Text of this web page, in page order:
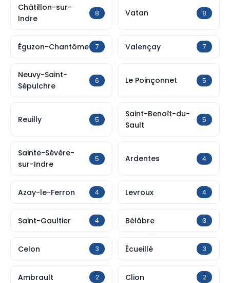
Châtillon-sur-
Indre
8 Vatan 8
Éguzon-Chantôme 7 Valençay 7
Neuvy-Saint-
Sépulchre
6 Le Poinçonnet 5
Reuilly 5
Saint-Benoît-du-
Sault
5
Sainte-Sévère-
sur-Indre
5 Ardentes 4
Azay-le-Ferron 4 Levroux 4
Saint-Gaultier 4 Bélâbre 3
Celon 3 Écueillé 3
Ambrault 2 Clion 2